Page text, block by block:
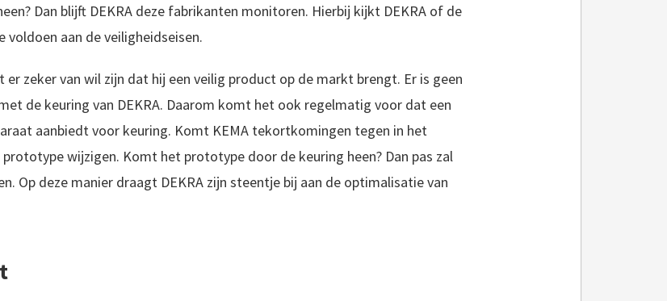
Dan blijft DEKRA deze fabrikanten monitoren. Hierbij kijkt DEKRA of de
aan de veiligheidseisen.
zeker van wil zijn dat hij een veilig product op de markt brengt. Er is geen
de keuring van DEKRA. Daarom komt het ook regelmatig voor dat een
aanbiedt voor keuring. Komt KEMA tekortkomingen tegen in het
wijzigen. Komt het prototype door de keuring heen? Dan pas zal
Op deze manier draagt DEKRA zijn steentje bij aan de optimalisatie van